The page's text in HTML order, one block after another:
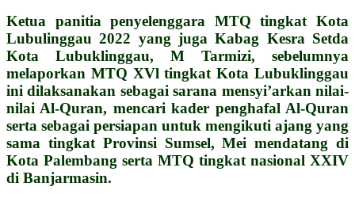
Ketua panitia penyelenggara MTQ tingkat Kota
Lubulinggau 2022 yang juga Kabag Kesra Setda
Kota Lubuklinggau, M Tarmizi, sebelumnya
melaporkan MTQ XVl tingkat Kota Lubuklinggau
ini dilaksanakan sebagai sarana mensyi’arkan nilai-
nilai Al-Quran, mencari kader penghafal Al-Quran
serta sebagai persiapan untuk mengikuti ajang yang
sama tingkat Provinsi Sumsel, Mei mendatang di
Kota Palembang serta MTQ tingkat nasional XXIV
di Banjarmasin.